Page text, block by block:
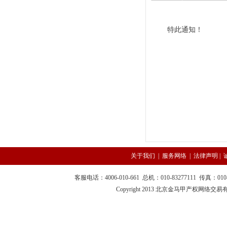
特此通知！
关于我们 服务网络 |法律声明 |
客服电话：4006-010-661 总机：010-83277111 传真：
Copyright 2013 北京金马甲产权网络交